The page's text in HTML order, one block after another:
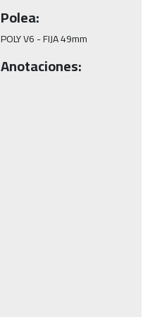
Polea:
POLY V6 - FIJA 49mm
Anotaciones: